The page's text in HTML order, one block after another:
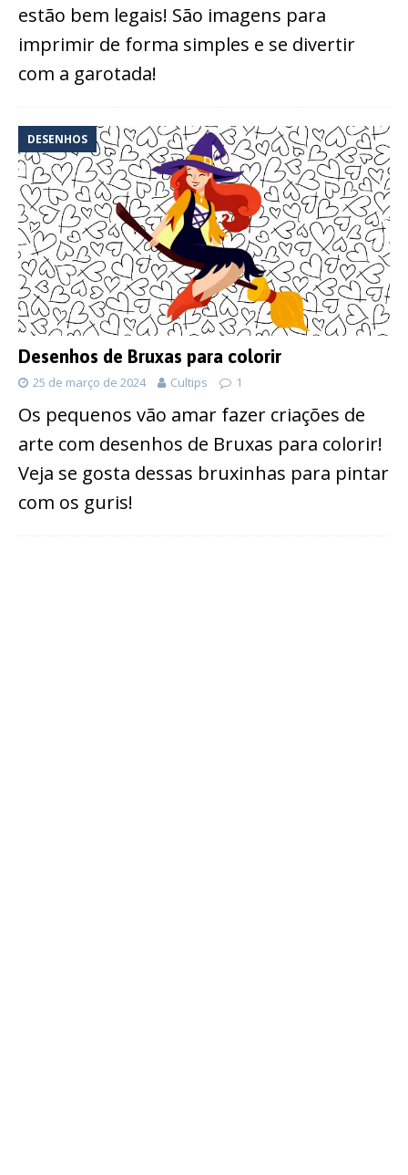
estão bem legais! São imagens para
imprimir de forma simples e se divertir
com a garotada!
DESENHOS
Desenhos de Bruxas para colorir
25 de março de 2024 Cultips 1
Os pequenos vão amar fazer criações de
arte com desenhos de Bruxas para colorir!
Veja se gosta dessas bruxinhas para pintar
com os guris!